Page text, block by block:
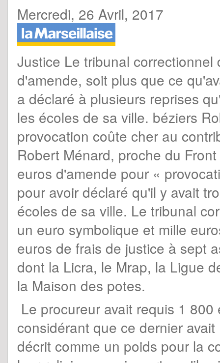
Mercredi, 26 Avril, 2017
Justice Le tribunal
d'amende, soit plus que ce
a déclaré à plusieurs reprises
les écoles de sa ville. béziers
provocation coûte cher au
Robert Ménard, proche du
euros d'amende pour «
pour avoir déclaré qu'il y avait
écoles de sa ville. Le tribunal
un euro symbolique et mille
euros de frais de justice à sept
dont la Licra, le Mrap, la Ligue
la Maison des potes.
Le procureur avait requis 1
considérant que ce dernier
décrit comme un poids pour la